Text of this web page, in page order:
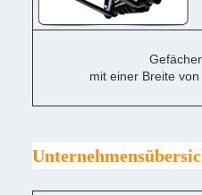
mit einer Breite